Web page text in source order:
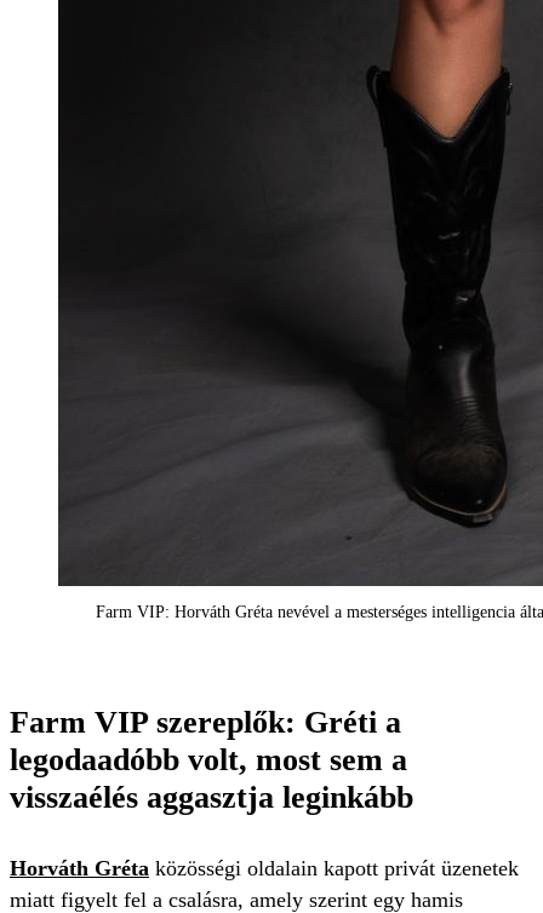
Farm VIP: Horváth Gréta nevével a mesterséges intelligencia
Farm VIP szereplők: Gréti a
legodaadóbb volt, most sem a
visszaélés aggasztja leginkább
Horváth Gréta közösségi oldalain kapott privát üzenetek
miatt figyelt fel a csalásra, amely szerint egy hamis